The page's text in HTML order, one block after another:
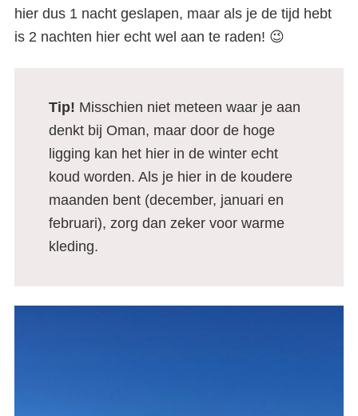
hier dus 1 nacht geslapen, maar als je de tijd hebt
is 2 nachten hier echt wel aan te raden! 😉
Tip! Misschien niet meteen waar je aan
denkt bij Oman, maar door de hoge
ligging kan het hier in de winter echt
koud worden. Als je hier in de koudere
maanden bent (december, januari en
februari), zorg dan zeker voor warme
kleding.